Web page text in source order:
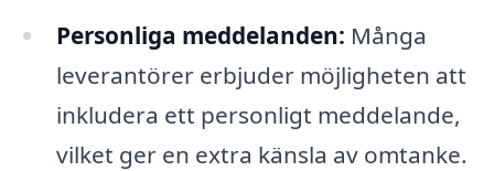
Personliga meddelanden: Många
leverantörer erbjuder möjligheten att
inkludera ett personligt meddelande,
vilket ger en extra känsla av omtanke.